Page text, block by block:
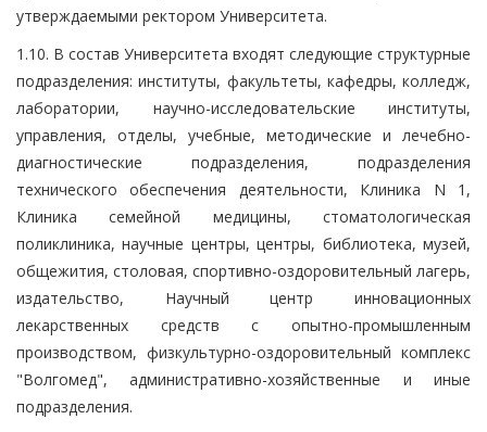
утверждаемыми ректором Университета.
1.10. В состав Университета входят следующие структурные
подразделения: институты, факультеты, кафедры, колледж,
лаборатории, научно-исследовательские институты,
управления, отделы, учебные, методические и лечебно-
диагностические подразделения, подразделения
технического обеспечения деятельности, Клиника N 1,
Клиника семейной медицины, стоматологическая
поликлиника, научные центры, центры, библиотека, музей,
общежития, столовая, спортивно-оздоровительный лагерь,
издательство, Научный центр инновационных
лекарственных средств с опытно-промышленным
производством, физкультурно-оздоровительный комплекс
"Волгомед", административно-хозяйственные и иные
подразделения.